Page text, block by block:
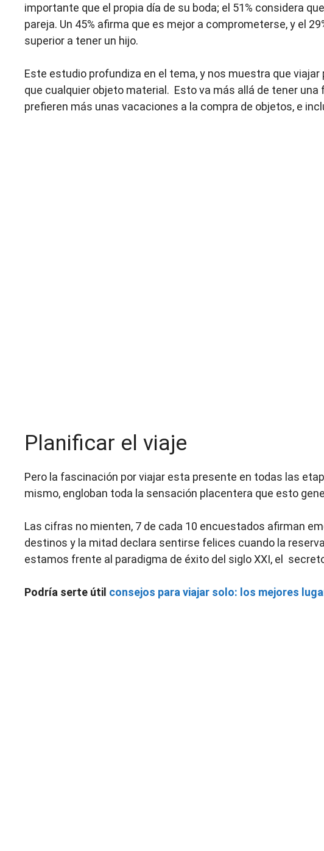
importante que el propia día de su boda; el 51% considera
pareja. Un 45% afirma que es mejor a comprometerse, y el
superior a tener un hijo.
Este estudio profundiza en el tema, y nos muestra que
que cualquier objeto material. Esto va más allá de tener una
prefieren más unas vacaciones a la compra de objetos, e
Planificar el viaje
Pero la fascinación por viajar esta presente en todas las
mismo, engloban toda la sensación placentera que esto
Las cifras no mienten, 7 de cada 10 encuestados afirman
destinos y la mitad declara sentirse felices cuando la
estamos frente al paradigma de éxito del siglo XXI, el
Podría serte útil consejos para viajar solo: los mejores